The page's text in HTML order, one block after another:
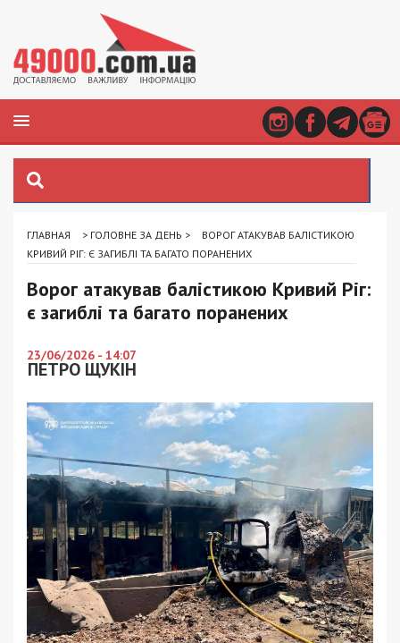
ГЛАВНАЯ > ГОЛОВНЕ ЗА ДЕНЬ >
ВОРОГ АТАКУВАВ БАЛІСТИКОЮ
КРИВИЙ РІГ: Є ЗАГИБЛІ ТА БАГАТО ПОРАНЕНИХ
Ворог атакував балістикою Кривий Ріг:
є загиблі та багато поранених
23/06/2026 - 14:07
ПЕТРО ЩУКІН